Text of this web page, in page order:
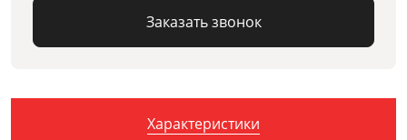
Заказать звонок
Характеристики